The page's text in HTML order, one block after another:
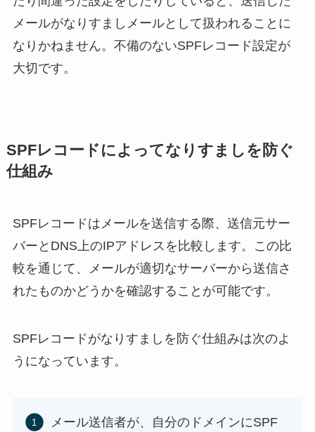
メールがなりすましメールとして扱われることに
なりかねません。不備のないSPFレコード設定が
大切です。
SPFレコードによってなりすましを防ぐ
仕組み
SPFレコードはメールを送信する際、送信元サー
バーとDNS上のIPアドレスを比較します。この比
較を通じて、メールが適切なサーバーから送信さ
れたものかどうかを確認することが可能です。
SPFレコードがなりすましを防ぐ仕組みは次のよ
うになっています。
メール送信者が、自分のドメインにSPF